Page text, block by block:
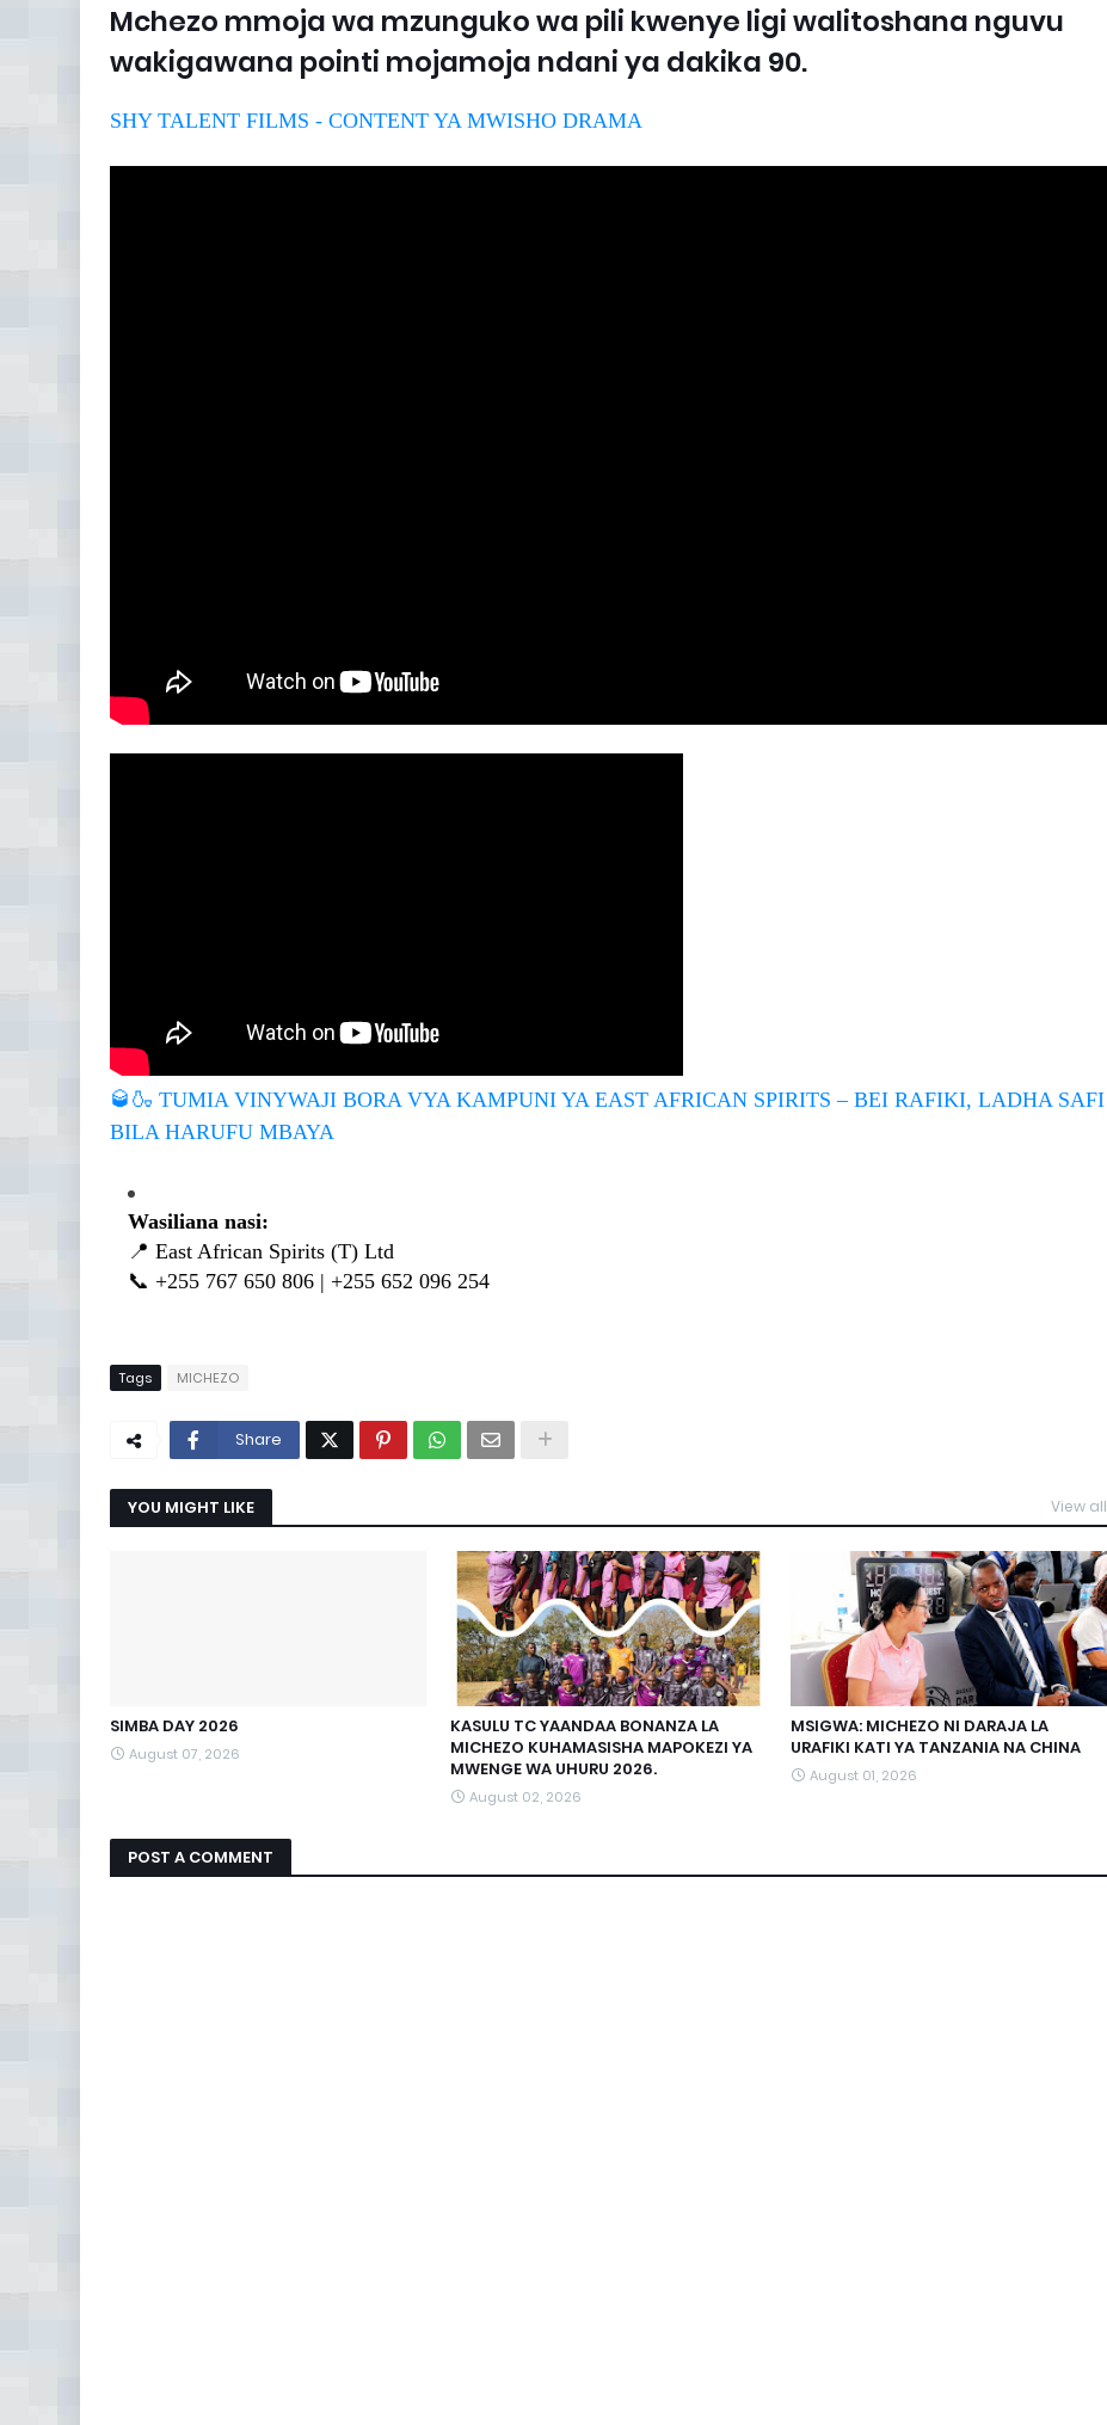
Mchezo mmoja wa mzunguko wa pili kwenye ligi walitoshana nguvu
wakigawana pointi mojamoja ndani ya dakika 90.
SHY TALENT FILMS - CONTENT YA MWISHO DRAMA
🥃🍶 TUMIA VINYWAJI BORA VYA KAMPUNI YA EAST AFRICAN SPIRITS – BEI RAFIKI, LADHA SAFI
BILA HARUFU MBAYA
Wasiliana nasi:
📍 East African Spirits (T) Ltd
📞 +255 767 650 806 | +255 652 096 254
Tags MICHEZO
Share
YOU MIGHT LIKE View all
SIMBA DAY 2026
August 07, 2026
KASULU TC YAANDAA BONANZA LA
MICHEZO KUHAMASISHA MAPOKEZI YA
MWENGE WA UHURU 2026.
August 02, 2026
MSIGWA: MICHEZO NI DARAJA LA
URAFIKI KATI YA TANZANIA NA CHINA
August 01, 2026
POST A COMMENT